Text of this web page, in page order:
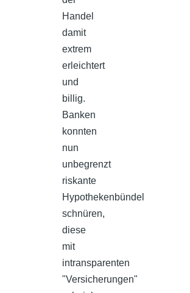
Handel
damit
extrem
erleichtert
und
billig.
Banken
konnten
nun
unbegrenzt
riskante
Hypothekenbündel
schnüren,
diese
mit
intransparenten
"Versicherungen"